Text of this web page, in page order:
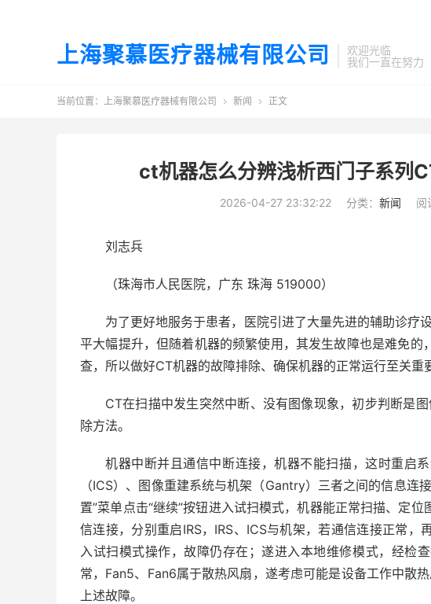
上海聚慕医疗器械有限公司
欢迎光临
我们一直在努力
当前位置： 上海聚慕医疗器械有限公司  新闻  正文
ct机器怎么分辨浅析西门子系列
2026-04-27 23:32:22 分类： 新闻 阅
刘志兵
（珠海市人民医院，广东 珠海 519000）
为了更好地服务于患者，医院引进了大量先进的辅助诊疗
平大幅提升，但随着机器的频繁使用，其发生故障也是难免
查，所以做好CT机器的故障排除、确保机器的正常运行至关重
CT在扫描中发生突然中断、没有图像现象，初步判断是
除方法。
机器中断并且通信中断连接，机器不能扫描，这时重启
（ICS）、图像重建系统与机架（Gantry）三者之间的信息连
置”菜单点击“继续”按钮进入试扫模式，机器能正常扫描、定
信连接，分别重启IRS，IRS、ICS与机架，若通信连接正常
入试扫模式操作，故障仍存在；遂进入本地维修模式，经检
常，Fan5、Fan6属于散热风扇，遂考虑可能是设备工作中散
上述故障。